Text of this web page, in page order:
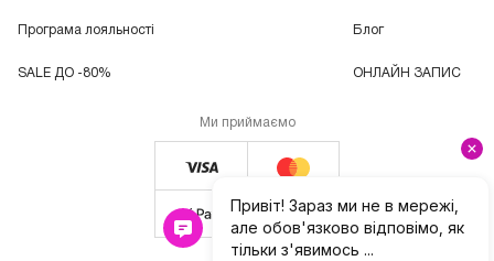
Програма лояльності
SALE ДО -80%
Блог
ОНЛАЙН ЗАПИС
Ми приймаємо